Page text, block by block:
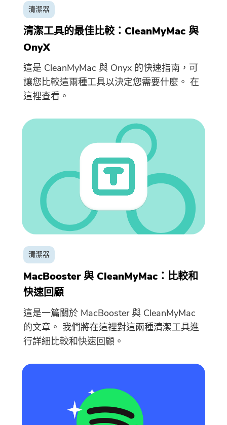
清潔器
清潔工具的最佳比較：CleanMyMac 與
OnyX
這是 CleanMyMac 與 Onyx 的快速指南，可
讓您比較這兩種工具以決定您需要什麼。 在
這裡查看。
清潔器
MacBooster 與 CleanMyMac：比較和
快速回顧
這是一篇關於 MacBooster 與 CleanMyMac
的文章。 我們將在這裡對這兩種清潔工具進
行詳細比較和快速回顧。